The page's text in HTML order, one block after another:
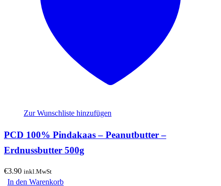
Zur Wunschliste hinzufügen
PCD 100% Pindakaas – Peanutbutter –
Erdnussbutter 500g
€3.90 inkl.MwSt
In den Warenkorb